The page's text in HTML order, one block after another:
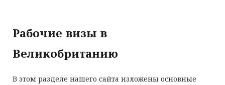
Рабочие визы в
Великобританию
В этом разделе нашего сайта изложены основные